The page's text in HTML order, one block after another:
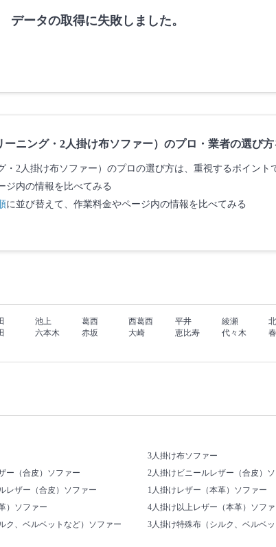
データの取得に失敗しました。
ニング・2人掛け布ソファー）のプロ・業者の選び方
2人掛け布ソファー）のプロの選び方は、重視するポイント
ジ内の情報を比べてみる
に並び替えて、作業料金やページ内の情報を比べてみる
池上 葛西 西葛西 平井 綾瀬
六本木 赤坂 大崎 恵比寿 代々木
3人掛け布ソファー
ー（合皮）ソファー
2人掛けビニールレザー（合皮）
レザー（合皮）ソファー
1人掛けレザー（本革）ソファー
）ソファー
4人掛け以上レザー（本革）ソフ
ク、ベルベットなど）ソファー
3人掛け特殊布（シルク、ベルベ